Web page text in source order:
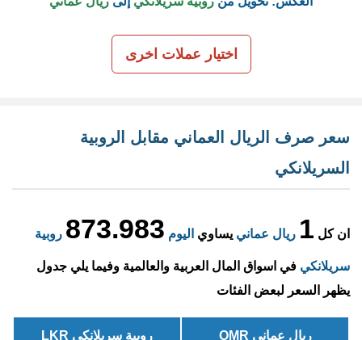
اختيار عملات اخرى
سعر صرف الريال العماني مقابل الروبية
السريلانكي
ان كل 1 ريال عماني يساوي اليوم 873.983 روبية
سريلانكي في اسواق المال العربية والعالمية وفيما يلي جدول
يظهر السعر لبعض الفئات
ريال عماني OMR روبية سريلانكي LKR